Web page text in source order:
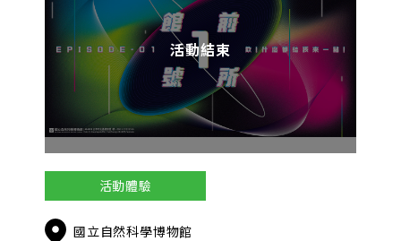
活動結束
活動體驗
國立自然科學博物館